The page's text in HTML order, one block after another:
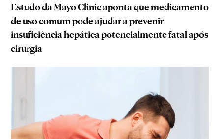
Estudo da Mayo Clinic aponta que medicamento
de uso comum pode ajudar a prevenir
insuficiência hepática potencialmente fatal após
cirurgia